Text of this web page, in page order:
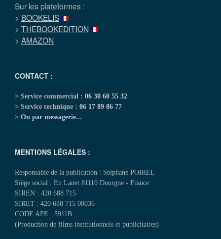
Sur les plateformes :
> BOOKELIS
> THEBOOKEDITION
> AMAZON
CONTACT :
> Service commercial : 06 30 60 55 32
> Service technique : 06 17 89 86 77
> Ou par messagerie...
MENTIONS LÉGALES :
Responsable de la publication : Stéphane POIREL
Siège social : En Lanet 81110 Dourgne - France
SIREN : 420 688 715
SIRET : 420 688 715 00036
CODE APE : 5911B
(Production de films institutionnels et publicitaires)